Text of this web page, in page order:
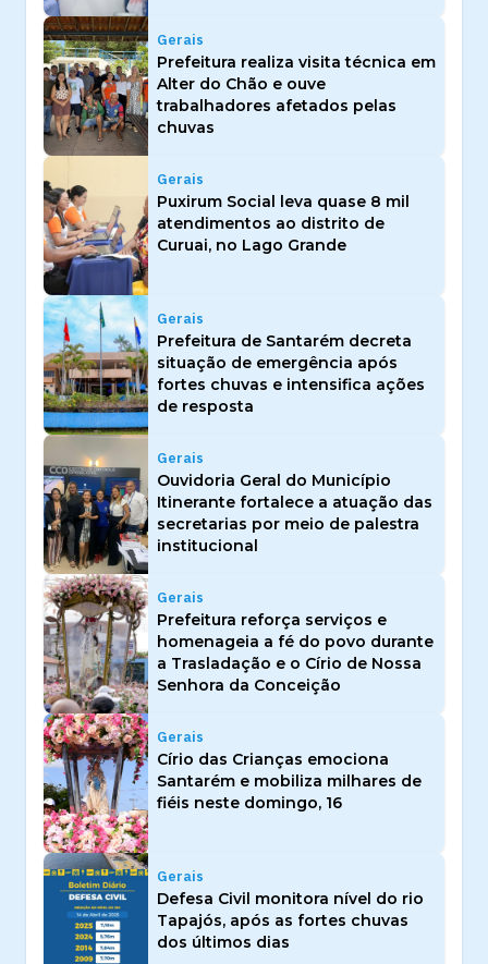
Gerais
Prefeitura realiza visita técnica em
Alter do Chão e ouve
trabalhadores afetados pelas
chuvas
Gerais
Puxirum Social leva quase 8 mil
atendimentos ao distrito de
Curuai, no Lago Grande
Gerais
Prefeitura de Santarém decreta
situação de emergência após
fortes chuvas e intensifica ações
de resposta
Gerais
Ouvidoria Geral do Município
Itinerante fortalece a atuação das
secretarias por meio de palestra
institucional
Gerais
Prefeitura reforça serviços e
homenageia a fé do povo durante
a Trasladação e o Círio de Nossa
Senhora da Conceição
Gerais
Círio das Crianças emociona
Santarém e mobiliza milhares de
fiéis neste domingo, 16
Gerais
Defesa Civil monitora nível do rio
Tapajós, após as fortes chuvas
dos últimos dias